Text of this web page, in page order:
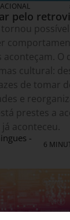
pelo
O
cultural:
de tomar
e
prestes a
aconteceu.
-
6